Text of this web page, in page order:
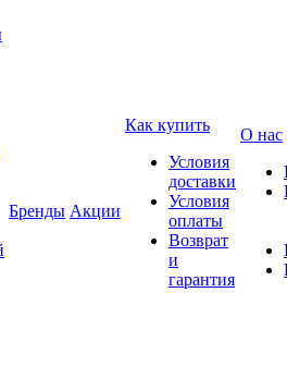
Бренды Акции
Как купить
Условия
доставки
Условия
оплаты
Возврат
и
гарантия
О нас